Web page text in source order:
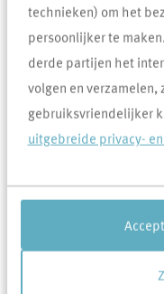
technieken) om het
persoonlijker te
derde partijen het
volgen en
gebruiksvriendelijker
uitgebreide privacy-
Huisnummer Verplicht
Toevoeging